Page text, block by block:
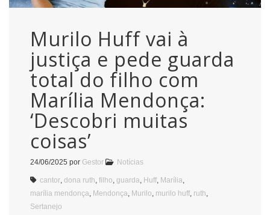
Murilo Huff vai à
justiça e pede guarda
total do filho com
Marília Mendonça:
‘Descobri muitas
coisas’
24/06/2025 por Gestor Notícias
cantor, dona ruth, filho, guarda, Huff, Marília,
marília mendonça, Mendonça, Murilo, murilo huff, ruth,
Sertanejo